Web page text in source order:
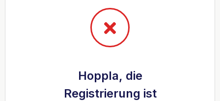
Hoppla, die
Registrierung ist